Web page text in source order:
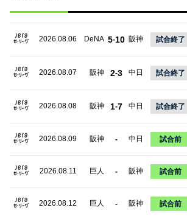
2026.08.06 DeNA 5-10 阪神 試合終了
2026.08.07 阪神 2-3 中日 試合終了
2026.08.08 阪神 1-7 中日 試合終了
2026.08.09 阪神 - 中日 試合前
2026.08.11 巨人 - 阪神 試合前
2026.08.12 巨人 - 阪神 試合前